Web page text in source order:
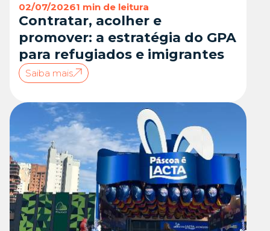
02/07/20261 min de leitura
Contratar, acolher e
promover: a estratégia do GPA
para refugiados e imigrantes
Saiba mais